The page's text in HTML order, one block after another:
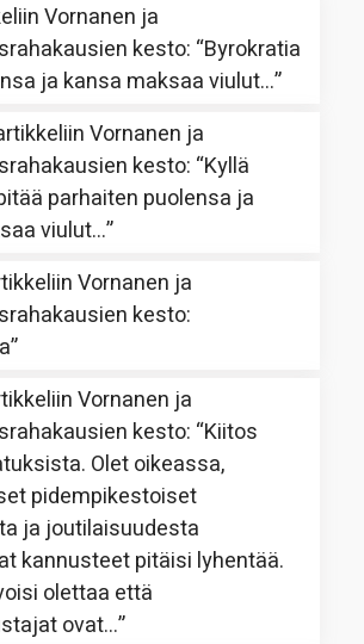
Vornanen ja
kesto: “Byrokratia
ja kansa maksaa viulut…”
Vornanen ja
kesto: “Kyllä
parhaiten puolensa ja
viulut…”
Vornanen ja
kesto:
”
Vornanen ja
kesto: “Kiitos
Olet oikeassa,
pidempikestoiset
ja joutilaisuudesta
kannusteet pitäisi lyhentää.
olettaa että
ovat…”